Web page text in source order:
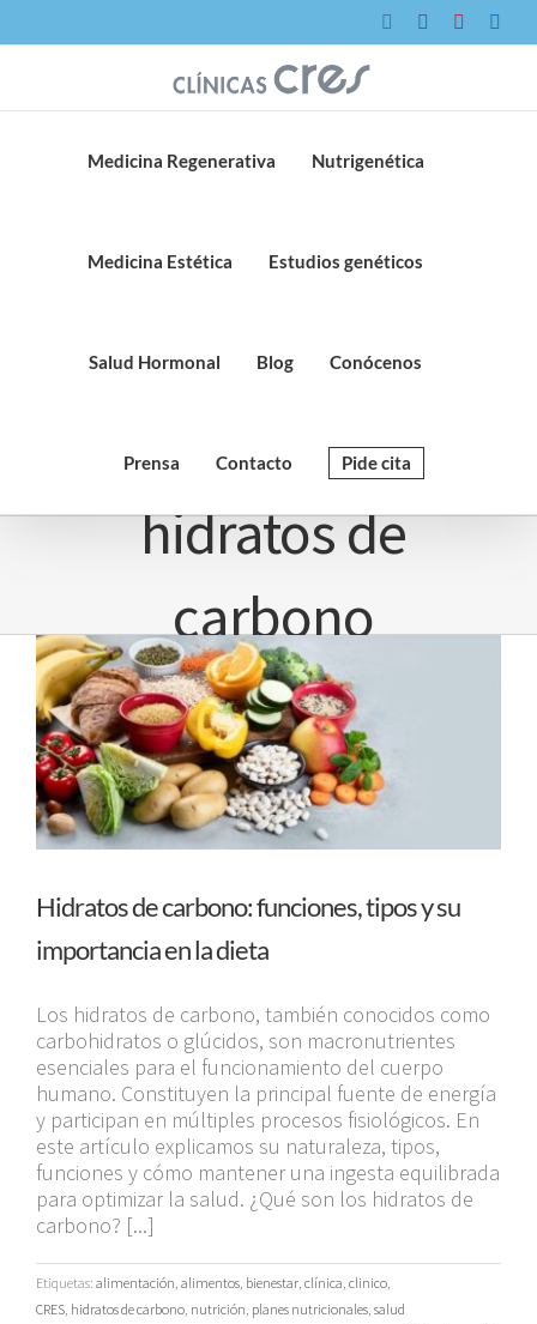
al
InstagramFacebookYouTube
Medicina Regenerativa Nutrigenética
Medicina Estética Estudios genéticos
Salud Hormonal Blog Conócenos
Prensa Contacto Pide cita
hidratos de
carbono
Hidratos de carbono: funciones, tipos y su
importancia en la dieta
Los hidratos de carbono, también conocidos como
carbohidratos o glúcidos, son macronutrientes
esenciales para el funcionamiento del cuerpo
humano. Constituyen la principal fuente de energía
y participan en múltiples procesos fisiológicos. En
este artículo explicamos su naturaleza, tipos,
funciones y cómo mantener una ingesta equilibrada
para optimizar la salud. ¿Qué son los hidratos de
carbono? [...]
Etiquetas: alimentación alimentos bienestar clínica clinico
CRES hidratos de carbono nutrición planes nutricionales salud